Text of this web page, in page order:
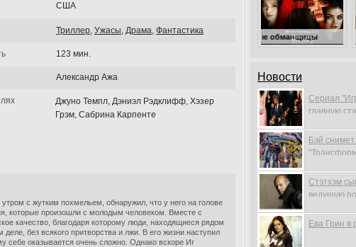
США
Триллер, Ужасы, Драма, Фантастика
123 мин.
Александр Ажа
Джуно Темпл, Дэниэл Рэдклифф, Хэзер
Грэм, Сабрина Карпенте
с жутким похмельем, обнаружил, что у него на голове
которые произошли с молодым человеком. Вместе с
качество, благодаря которому люди, находящиеся рядом
без всякого притворства и лжи. В его жизни наступил
себе оказывается очень сложно. Однако вскоре Иг
Милые обманщицы
Новости
Сериал
главную
Бэй
Стэтхэм
ведущую
Ева Грин в